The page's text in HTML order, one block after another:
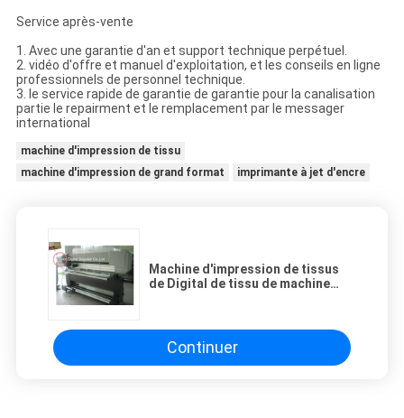
Service après-vente
1. Avec une garantie d'an et support technique perpétuel.
2. vidéo d'offre et manuel d'exploitation, et les conseils en ligne
professionnels de personnel technique.
3. le service rapide de garantie de garantie pour la canalisation
partie le repairment et le remplacement par le messager
international
machine d'impression de tissu
machine d'impression de grand format
imprimante à jet d'encre
Machine d'impression de tissus
de Digital de tissu de machine
Continuer